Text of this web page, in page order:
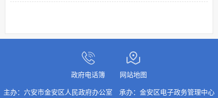
政府电话簿 网站地图
主办：六安市金安区人民政府办公室
承办：金安区电子政务管理中心